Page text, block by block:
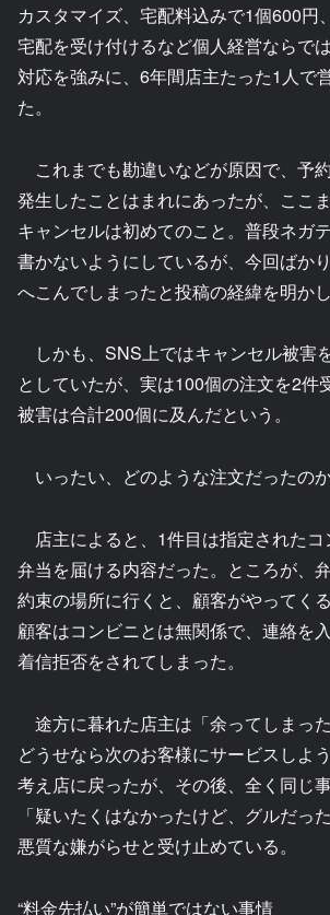
カスタマイズ、宅配料込みで1個600円
宅配を受け付けるなど個人経営ならで
対応を強みに、6年間店主たった1人で
た。
これまでも勘違いなどが原因で、予
発生したことはまれにあったが、ここ
キャンセルは初めてのこと。普段ネガ
書かないようにしているが、今回ばか
へこんでしまったと投稿の経緯を明かし
しかも、SNS上ではキャンセル被害
としていたが、実は100個の注文を2件
被害は合計200個に及んだという。
いったい、どのような注文だったのか
店主によると、1件目は指定された
弁当を届ける内容だった。ところが、
約束の場所に行くと、顧客がやってく
顧客はコンビニとは無関係で、連絡を
着信拒否をされてしまった。
途方に暮れた店主は「余ってしまっ
どうせなら次のお客様にサービスしよ
考え店に戻ったが、その後、全く同じ事
「疑いたくはなかったけど、グルだっ
悪質な嫌がらせと受け止めている。
“料金先払い”が簡単ではない事情